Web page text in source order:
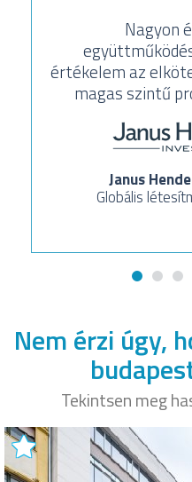
Nagyon
értékelem az
magas szintű
Janus
Globális
Nem érzi úgy,
Tekintsen meg